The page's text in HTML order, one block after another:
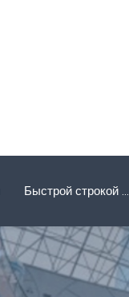
Быстрой строкой …